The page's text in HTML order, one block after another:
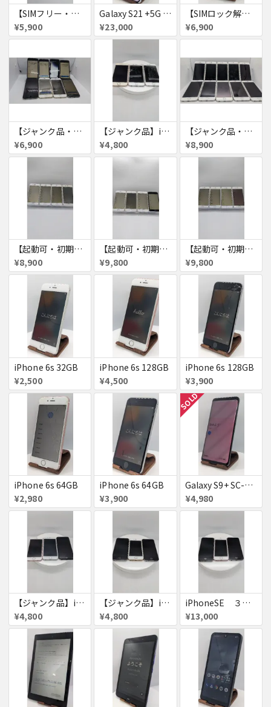
【SIMフリー・付属品あり】iPhone 7 128GB
¥5,900
Galaxy S21 +5G 256GB
¥23,000
【SIMロック解除済・初期化済】Galaxy A41 SCV48
¥6,900
【ジャンク品・初期化済】iPhone6 8台セット
¥6,900
【ジャンク品】iPhone6s ３台セット
¥4,800
【ジャンク品・初期化済】iPhone6 10台セット
¥8,900
【起動可・初期化済・SIMロック解除済】iPhone6 16GB 4台セット
¥8,900
【起動可・初期化済・SIMロック解除済】iPhone6 64GB 4台セット
¥9,800
【起動可・初期化済・SIMロック解除済】iPhone6 64GB 4台セット
¥9,800
iPhone 6s 32GB
¥2,500
iPhone 6s 128GB
¥4,500
iPhone 6s 128GB
¥3,900
iPhone 6s 64GB
¥2,980
iPhone 6s 64GB
¥3,900
SOLD
Galaxy S9+ SC-03K
¥4,980
【ジャンク品】iPhone6s ３台セット
¥4,800
【ジャンク品】iPhoneSE ３台セット
¥4,800
iPhoneSE ３台セット
¥13,000